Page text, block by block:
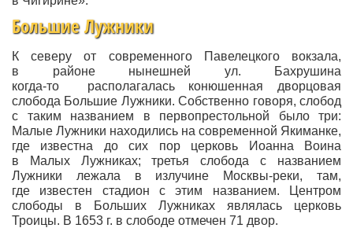
Большие Лужники
К северу от современного Павелецкого вокзала,
в районе нынешней ул. Бахрушина
когда-то располагалась конюшенная дворцовая
слобода Большие Лужники. Собственно говоря, слобод
с таким названием в первопрестольной было три:
Малые Лужники находились на современной Якиманке,
где известна до сих пор церковь Иоанна Воина
в Малых Лужниках; третья слобода с названием
Лужники лежала в излучине Москвы-реки, там,
где известен стадион с этим названием. Центром
слободы в Больших Лужниках являлась церковь
Троицы. В 1653 г. в слободе отмечен 71 двор.